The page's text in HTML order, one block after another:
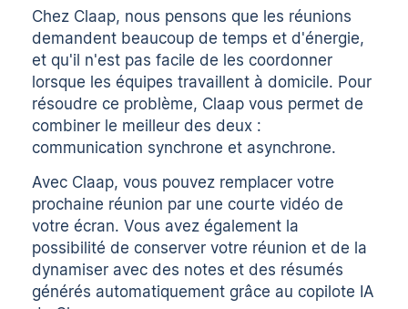
Chez Claap, nous pensons que les réunions
demandent beaucoup de temps et d'énergie,
et qu'il n'est pas facile de les coordonner
lorsque les équipes travaillent à domicile. Pour
résoudre ce problème, Claap vous permet de
combiner le meilleur des deux :
communication synchrone et asynchrone.
Avec Claap, vous pouvez remplacer votre
prochaine réunion par une courte vidéo de
votre écran. Vous avez également la
possibilité de conserver votre réunion et de la
dynamiser avec des notes et des résumés
générés automatiquement grâce au copilote IA